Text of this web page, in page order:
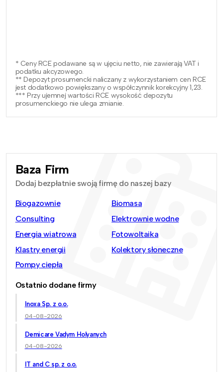
* Ceny RCE podawane są w ujęciu netto, nie zawierają VAT i
podatku akcyzowego.
** Depozyt prosumencki naliczany z wykorzystaniem cen RCE
jest dodatkowo powiększany o współczynnik korekcyjny 1,23.
*** Przy ujemnej wartości RCE wysokość depozytu
prosumenckiego nie ulega zmianie.
Baza Firm
Dodaj bezpłatnie swoją firmę do naszej bazy
Biogazownie
Biomasa
Consulting
Elektrownie wodne
Energia wiatrowa
Fotowoltaika
Klastry energii
Kolektory słoneczne
Pompy ciepła
Ostatnio dodane firmy
Inoxa Sp. z o.o.
04-08-2026
Demicare Vadym Holyanych
04-08-2026
IT and C sp. z o.o.